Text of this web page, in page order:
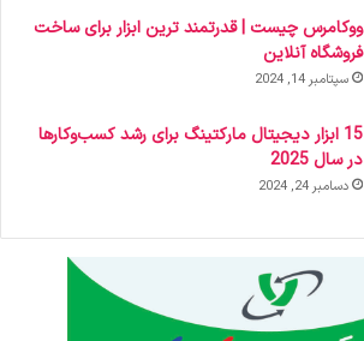
ووکامرس چیست | قدرتمند ترین ابزار برای ساخت
فروشگاه آنلاین
سپتامبر 14, 2024
15 ابزار دیجیتال مارکتینگ برای رشد کسب‌وکارها
در سال 2025
دسامبر 24, 2024